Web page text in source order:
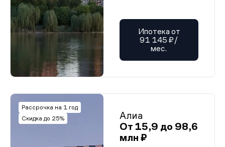
Ипотека от
91 145 ₽/
мес.
Рассрочка на 1 год
Скидка до 25%
Алиа
От 15,9 до 98,6
млн ₽